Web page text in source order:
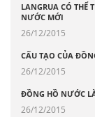
LANGRUA CÓ THỂ
NƯỚC MỚI
26/12/2015
CẤU TẠO CỦA
26/12/2015
ĐỒNG HỒ NƯỚC
26/12/2015